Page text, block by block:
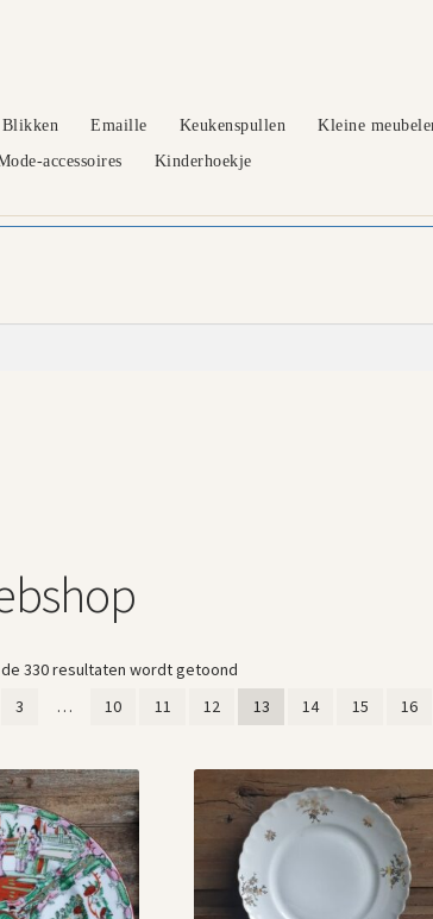
Blikken Emaille Keukenspullen
Kleine
accessoires
Kinderhoekje
de 330 resultaten wordt getoond
op
nieuwste
3 … 10 11 12 13 14 15 16